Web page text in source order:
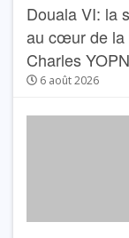
Douala VI: la
au cœur de la
Charles
6 août 2026